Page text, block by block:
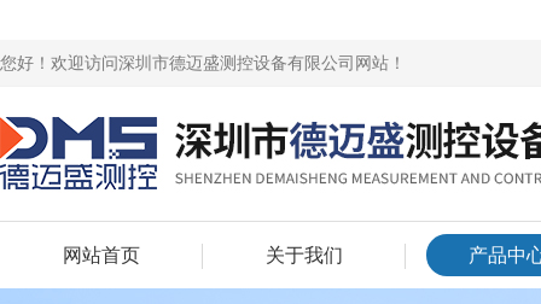
您好！欢迎访问深圳市德迈盛测控设备有限公司网站！
网站首页 关于我们 产品中